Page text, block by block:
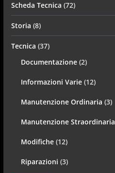
Scheda Tecnica (72)
Storia (8)
Tecnica (37)
Documentazione(2)
Informazioni Varie(12)
Manutenzione Ordinaria (3)
Manutenzione Straordinaria
Modifiche(12)
Riparazioni (3)